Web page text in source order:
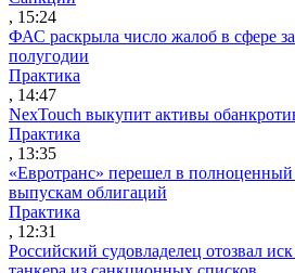
, 15:24
ФАС раскрыла число жалоб в сфере
полугодии
Практика
, 14:47
NexTouch выкупит активы
Практика
, 13:35
«Евротранс» перешел в
выпускам облигаций
Практика
, 12:31
Российский судовладелец отозвал